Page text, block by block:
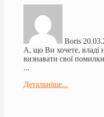
Boris
А, що Ви хочете, владі
визнавати свої
...
Детальніше...